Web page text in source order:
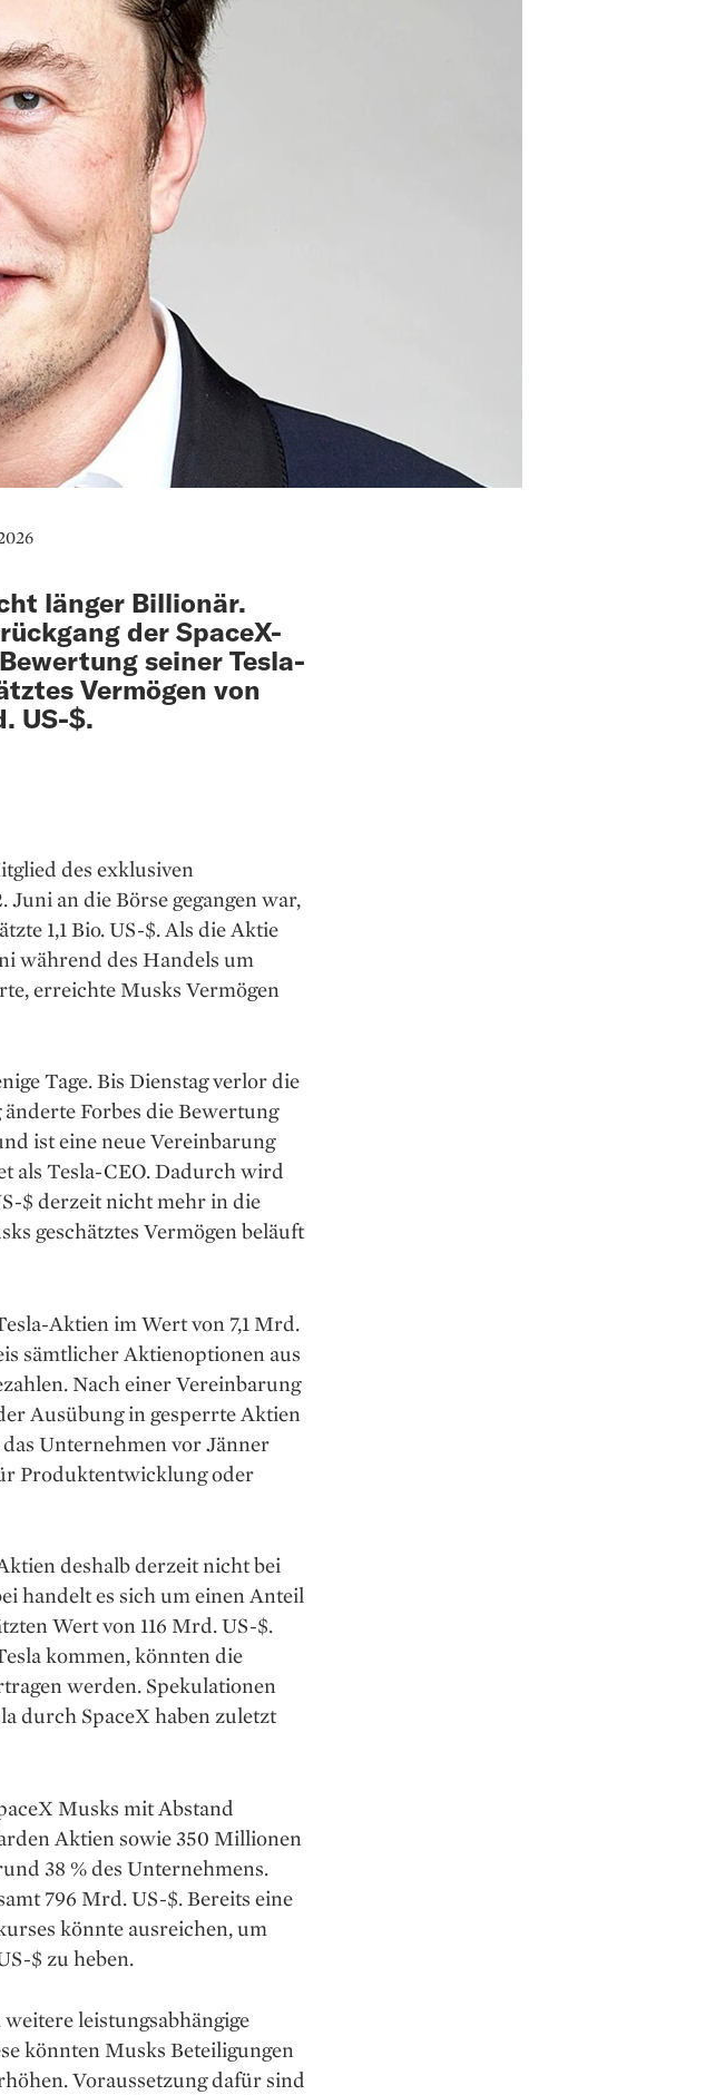
länger Billionär.
der SpaceX-
seiner Tesla-
Vermögen von
US-$.
des exklusiven
an die Börse gegangen war,
1,1 Bio. US-$. Als die Aktie
während des Handels um
erreichte Musks Vermögen
Tage. Bis Dienstag verlor die
Forbes die Bewertung
ist eine neue Vereinbarung
als Tesla-CEO. Dadurch wird
$ derzeit nicht mehr in die
geschätztes Vermögen beläuft
Aktien im Wert von 7,1 Mrd.
sämtlicher Aktienoptionen aus
Nach einer Vereinbarung
Ausübung in gesperrte Aktien
Unternehmen vor Jänner
Produktentwicklung oder
deshalb derzeit nicht bei
handelt es sich um einen Anteil
Wert von 116 Mrd. US-$.
kommen, könnten die
werden. Spekulationen
durch SpaceX haben zuletzt
Musks mit Abstand
Aktien sowie 350 Millionen
38 % des Unternehmens.
796 Mrd. US-$. Bereits eine
könnte ausreichen, um
$ zu heben.
leistungsabhängige
könnten Musks Beteiligungen
Voraussetzung dafür sind